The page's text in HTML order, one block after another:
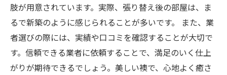
肢が用意されています。実際、張り替え後の部屋は、ま
るで新築のように感じられることが多いです。 また、業
者選びの際には、実績や口コミを確認することが大切で
す。信頼できる業者に依頼することで、満足のいく仕上
がりが期待できるでしょう。美しい襖で、心地よく癒さ